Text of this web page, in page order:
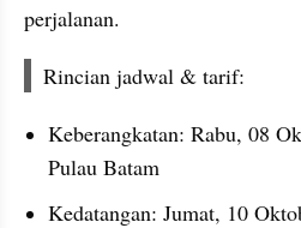
perjalanan.
Rincian jadwal & tarif:
Keberangkatan: Rabu, 08
Pulau Batam
Kedatangan: Jumat, 10